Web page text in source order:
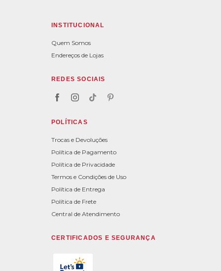
INSTITUCIONAL
Quem Somos
Endereços de Lojas
REDES SOCIAIS
POLÍTICAS
Trocas e Devoluções
Política de Pagamento
Política de Privacidade
Termos e Condições de Uso
Política de Entrega
Política de Frete
Central de Atendimento
CERTIFICADOS E SEGURANÇA